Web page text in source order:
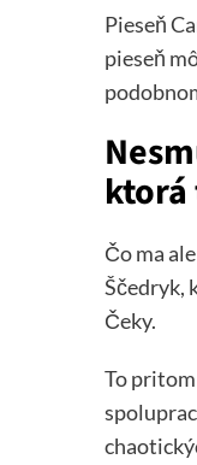
Pieseň
pieseň
ktorá
Čo ma
Ščedryk,
Čeky.
To